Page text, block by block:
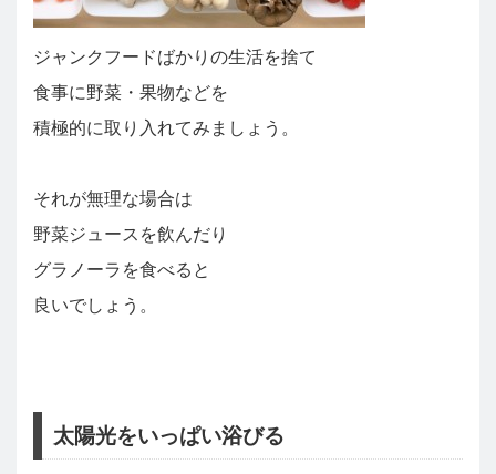
ジャンクフードばかりの生活を捨て
食事に野菜・果物などを
積極的に取り入れてみましょう。
それが無理な場合は
野菜ジュースを飲んだり
グラノーラを食べると
良いでしょう。
太陽光をいっぱい浴びる